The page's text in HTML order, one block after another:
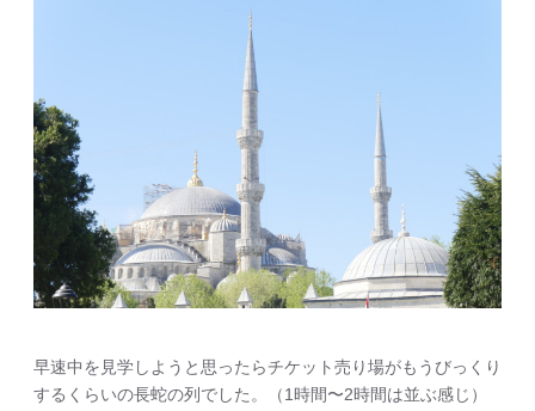
早速中を見学しようと思ったらチケット売り場がもうびっくり
するくらいの長蛇の列でした。（1時間〜2時間は並ぶ感じ）